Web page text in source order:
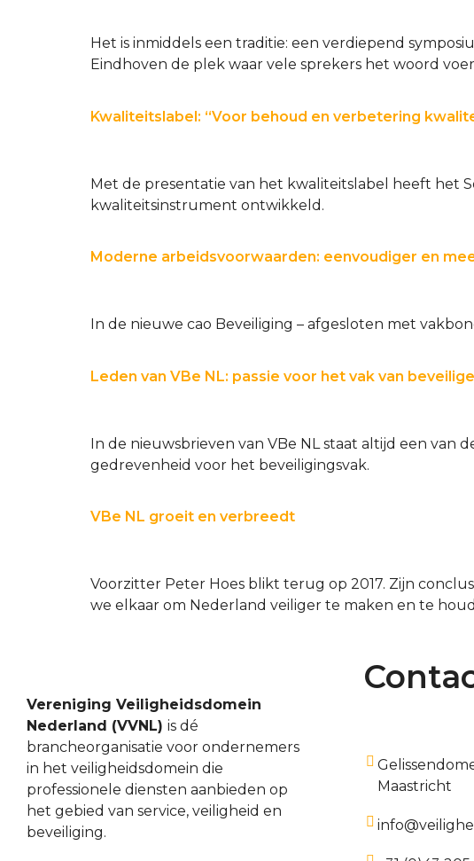
Het is inmiddels een traditie: een verdiepend
Eindhoven de plek waar vele sprekers het woord
Kwaliteitslabel: “Voor behoud en verbetering
Met de presentatie van het kwaliteitslabel heeft het
kwaliteitsinstrument ontwikkeld.
Moderne arbeidsvoorwaarden: eenvoudiger en
In de nieuwe cao Beveiliging – afgesloten met
Leden van VBe NL: passie voor het vak van
In de nieuwsbrieven van VBe NL staat altijd een van
gedrevenheid voor het beveiligingsvak.
VBe NL groeit en verbreedt
Voorzitter Peter Hoes blikt terug op 2017. Zijn
we elkaar om Nederland veiliger te maken en te
Vereniging Veiligheidsdomein
Nederland (VVNL) is dé
brancheorganisatie voor ondernemers
in het veiligheidsdomein die
professionele diensten aanbieden op
het gebied van service, veiligheid en
beveiliging.
Maastricht